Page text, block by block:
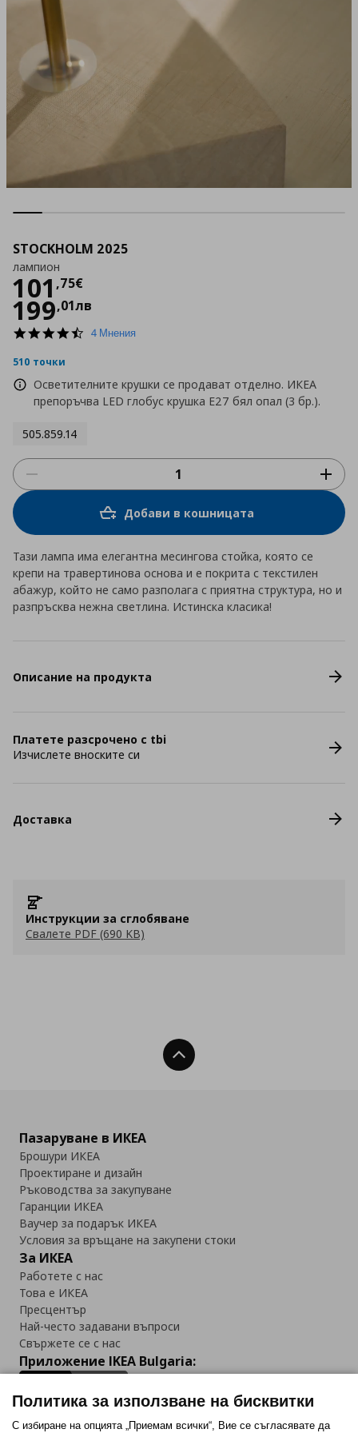
STOCKHOLM 2025
лампион
101 ,75€
Цена
199,01лв
4.5
4 Мнения
510 точки
Осветителните крушки се продават отделно. ИКЕА
препоръчва LED глобус крушка E27 бял опал (3 бр.).
505.859.14
Добави в кошницата
Тази лампа има елегантна месингова стойка, която се
крепи на травертинова основа и е покрита с текстилен
абажур, който не само разполага с приятна структура, но и
разпръсква нежна светлина. Истинска класика!
Описание на продукта
Платете разсрочено с tbi
Изчислете вноските си
Доставка
Инструкции за сглобяване
Свалете PDF (690 KB)
Нагоре
Пазаруване в ИКЕА
Брошури ИКЕА
Проектиране и дизайн
Ръководства за закупуване
Гаранции ИКЕА
Ваучер за подарък ИКЕА
Условия за връщане на закупени стоки
За ИКЕА
Работете с нас
Това е ИКЕА
Пресцентър
Най-често задавани въпроси
Свържете се с нас
Приложение IKEA Bulgaria:
Политика за използване на бисквитки
С избиране на опцията „Приемам всички“, Вие се съгласявате да